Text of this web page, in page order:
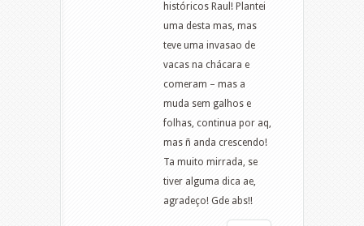
históricos Raul! Plantei
uma desta mas, mas
teve uma invasao de
vacas na chácara e
comeram – mas a
muda sem galhos e
folhas, continua por aq,
mas ñ anda crescendo!
Ta muito mirrada, se
tiver alguma dica ae,
agradeço! Gde abs!!